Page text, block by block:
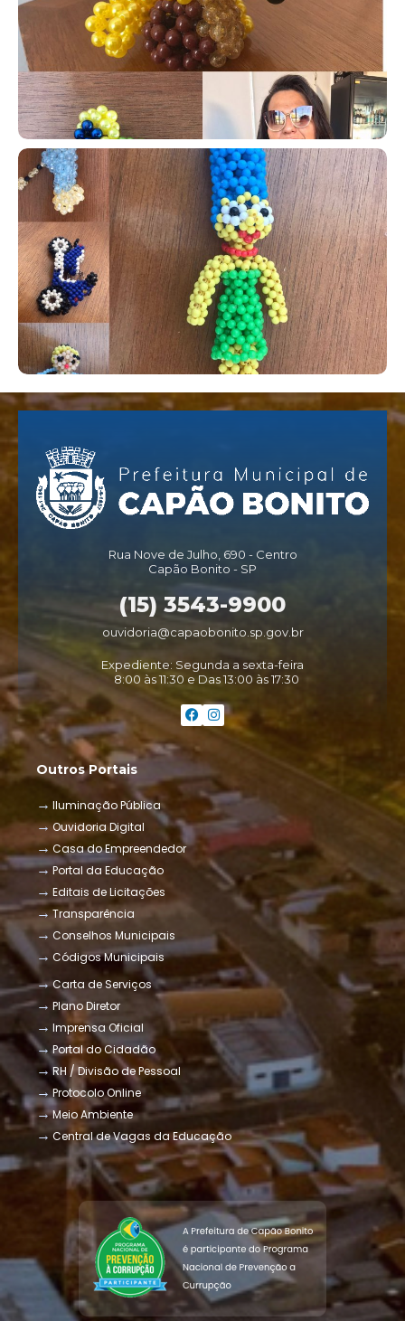
Rua Nove de Julho, 690 - Centro
Capão Bonito - SP
(15) 3543-9900
ouvidoria@capaobonito.sp.gov.br
Expediente: Segunda a sexta-feira
8:00 às 11:30 e Das 13:00 às 17:30
Outros Portais
Iluminação Pública
Ouvidoria Digital
Casa do Empreendedor
Portal da Educação
Editais de Licitações
Transparência
Conselhos Municipais
Códigos Municipais
Carta de Serviços
Plano Diretor
Imprensa Oficial
Portal do Cidadão
RH / Divisão de Pessoal
Protocolo Online
Meio Ambiente
Central de Vagas da Educação